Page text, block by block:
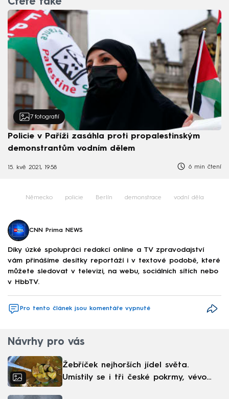
Čtěte také
7 fotografií
Policie v Paříži zasáhla proti propalestinským
demonstrantům vodním dělem
15. kvě 2021, 19:58 6 min čtení
Německo policie Berlín demonstrace vodní děla
CNN Prima NEWS
Díky úzké spolupráci redakcí online a TV zpravodajství
vám přinášíme desítky reportáží i v textové podobě, které
můžete sledovat v televizi, na webu, sociálních sítích nebo
v HbbTV.
Pro tento článek jsou komentáře vypnuté
Návrhy pro vás
Žebříček nejhorších jídel světa.
Umístily se i tři české pokrmy, vévodí